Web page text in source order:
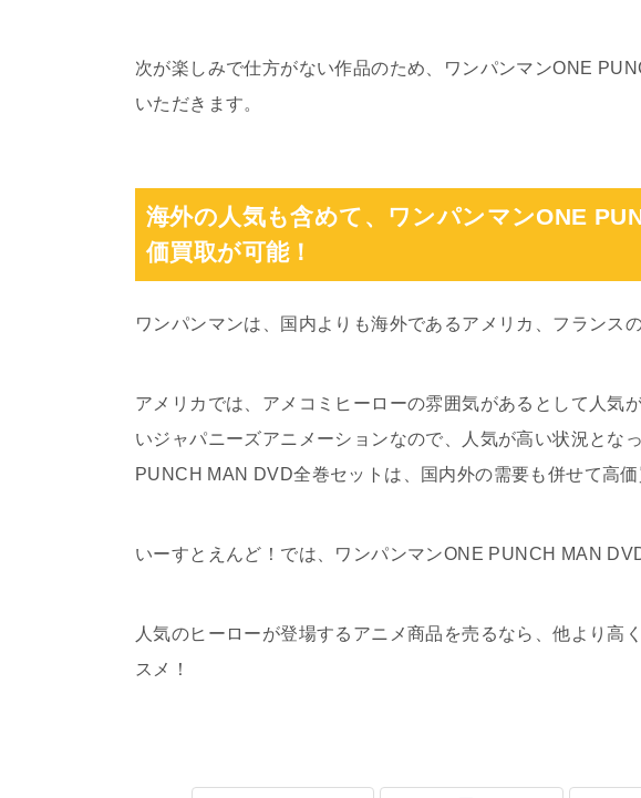
次が楽しみで仕方がない作品のため、ワンパンマンONE
いただきます。
海外の人気も含めて、ワンパンマンONE
価買取が可能！
ワンパンマンは、国内よりも海外であるアメリカ、フランス
アメリカでは、アメコミヒーローの雰囲気があるとして人気
いジャパニーズアニメーションなので、人気が高い状況とな
PUNCH MAN DVD全巻セットは、国内外の需要も併せて高価
いーすとえんど！では、ワンパンマンONE PUNCH MAN
人気のヒーローが登場するアニメ商品を売るなら、他より高
スメ！